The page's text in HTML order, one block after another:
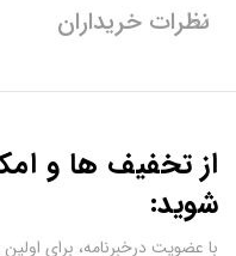
نظرات خریداران
از تخفیف ها و
شوید: